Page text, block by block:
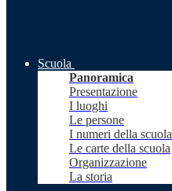
Scuola
Panoramica
Presentazione
I luoghi
Le persone
I numeri della scuola
Le carte della scuola
Organizzazione
La storia